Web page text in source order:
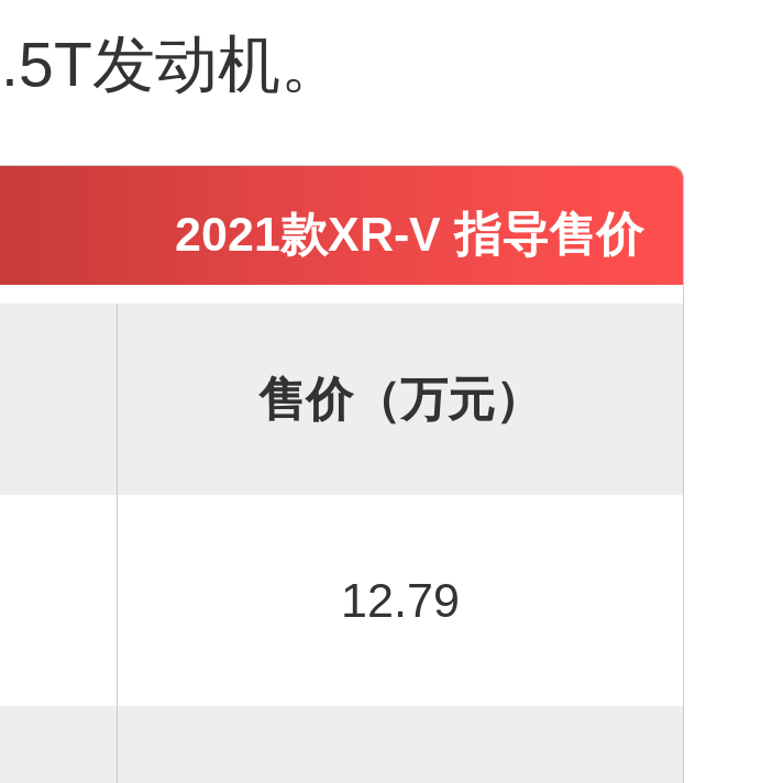
发动机。
2021款XR-V 指导售价
售价（万元）
12.79